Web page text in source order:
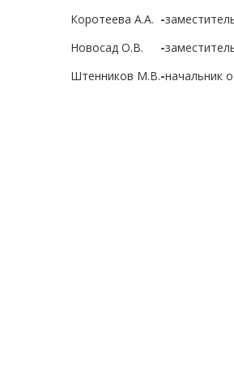
Коротеева А.А. -
Новосад О.В.
-
Штенников М.В.-начальник